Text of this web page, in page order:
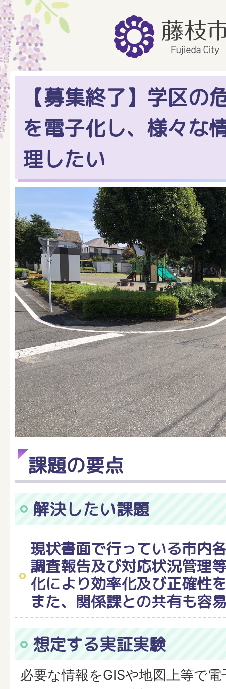
【募集終了】学区の
を電子化し、様々な
理したい
課題の要点
解決したい課題
現状書面で行っている市内
調査報告及び対応状況管理
化により効率化及び正確性
また、関係課との共有も容
想定する実証実験
必要な情報をGISや地図上等で